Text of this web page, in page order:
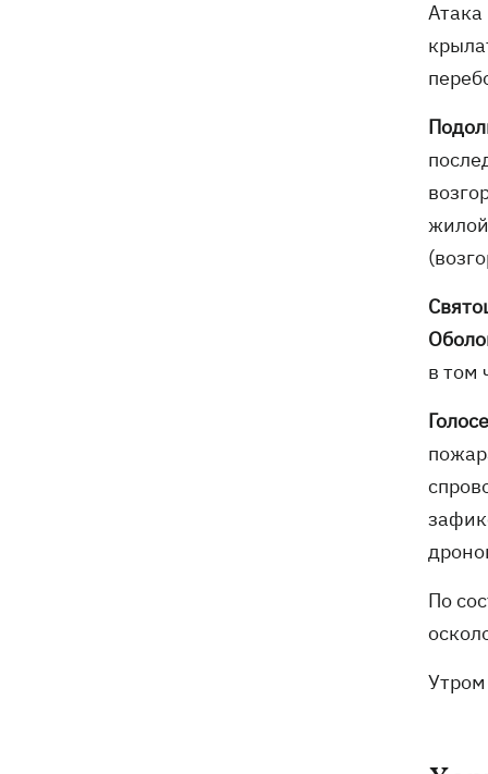
Атака
в том
По